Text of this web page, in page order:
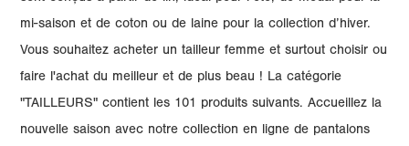
mi-saison et de coton ou de laine pour la collection d’hiver.
Vous souhaitez acheter un tailleur femme et surtout choisir ou
faire l'achat du meilleur et de plus beau ! La catégorie
"TAILLEURS" contient les 101 produits suivants. Accueillez la
nouvelle saison avec notre collection en ligne de pantalons